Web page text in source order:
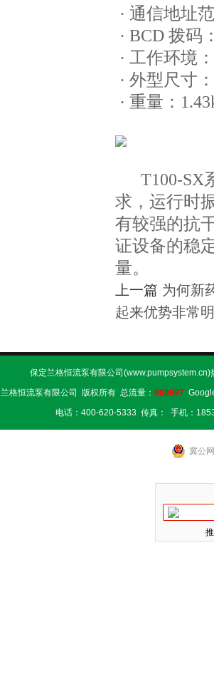
· 通信地址
· BCD 拨码
· 工作环境
· 外型尺寸
· 重量：
T100-SX
求，运行时
有较强的抗
证设备的稳
量。
上一篇 为何新
起来优势非常
保定兰格恒流泵有限公司(www.pumpsystem.cn)
格恒流泵有限公司 版权所有 总流量： 860897
电话：400-620-5333 传真： 手机：
冀公